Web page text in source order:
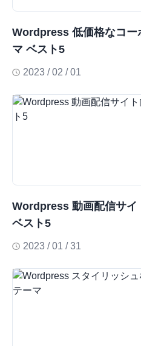
Wordpress 低価格なコー
マ ベスト5
2023 / 02 / 01
Wordpress 動画配信サイ
ベスト5
2023 / 01 / 31